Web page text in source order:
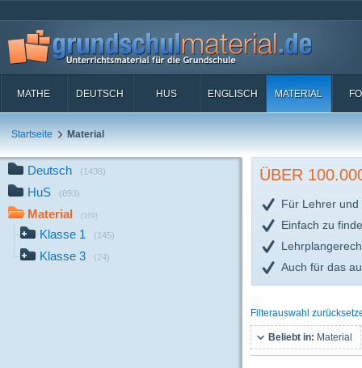
MATHE DEUTSCH HUS ENGLISCH MATERIAL
Startseite Material
Deutsch (1438)
HuS (893)
Material (169)
Klasse 1 (145)
Klasse 3 (24)
ÜBER
Für Lehrer und
Einfach zu
Auch für das
Filterauswahl
Beliebt in: Material